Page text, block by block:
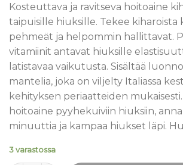
Kosteuttava ja ravitseva hoitoaine
taipuisille hiuksille. Tekee kiharoista
pehmeät ja helpommin hallittavat.
vitamiinit antavat hiuksille
latistavaa vaikutusta. Sisältää
mantelia, joka on viljelty Italiassa
kehityksen periaatteiden
hoitoaine pyyhekuiviin hiuksiin,
minuuttia ja kampaa hiukset läpi.
3 varastossa